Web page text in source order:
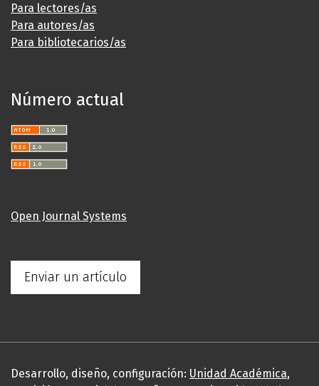
Para lectores/as
Para autores/as
Para bibliotecarios/as
Número actual
Open Journal Systems
Enviar un artículo
Desarrollo, diseño, configuración: Unidad Académica,